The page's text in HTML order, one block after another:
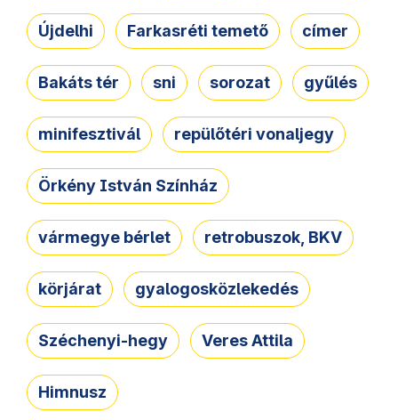
Újdelhi Farkasréti temető címer
Bakáts tér sni sorozat gyűlés
minifesztivál repülőtéri vonaljegy
Örkény István Színház
vármegye bérlet retrobuszok, BKV
körjárat gyalogosközlekedés
Széchenyi-hegy Veres Attila
Himnusz